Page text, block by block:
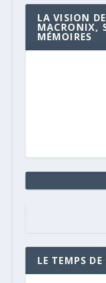
LA VISION
MACRONIX,
MÉMOIRES
LE TEMPS DE